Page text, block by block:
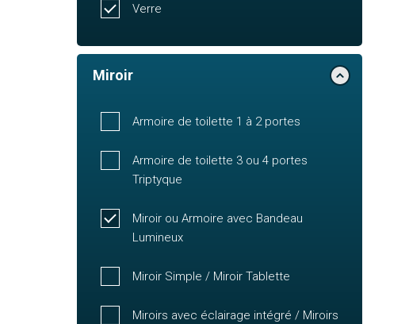
Verre
Miroir
Armoire de toilette 1 à 2 portes
Armoire de toilette 3 ou 4 portes
Triptyque
Miroir ou Armoire avec Bandeau
Lumineux
Miroir Simple / Miroir Tablette
Miroirs avec éclairage intégré / Miroirs